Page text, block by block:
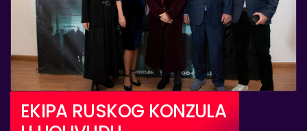
EKIPA RUSKOG KONZULA